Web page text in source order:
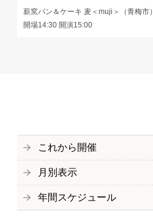
薪窯パン＆ケーキ 麦＜muji＞（青梅市）
開場14:30 開演15:00
これから開催
月別表示
年間スケジュール